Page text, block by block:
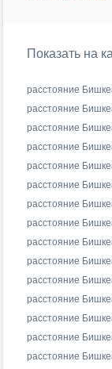
Показать на
расстояние
расстояние
расстояние
расстояние
расстояние
расстояние
расстояние
расстояние
расстояние
расстояние
расстояние
расстояние
расстояние
расстояние
расстояние